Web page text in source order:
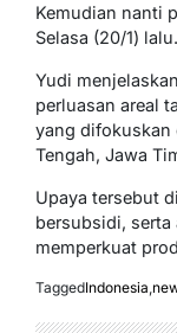
Kemudian nanti
Selasa (20/1) lalu.
Yudi
perluasan areal
yang difokuskan
Tengah, Jawa
Upaya tersebut
bersubsidi, serta
memperkuat
TaggedIndonesia